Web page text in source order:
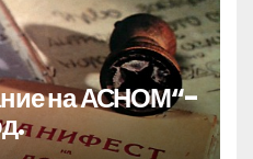
на АСНОМ“-